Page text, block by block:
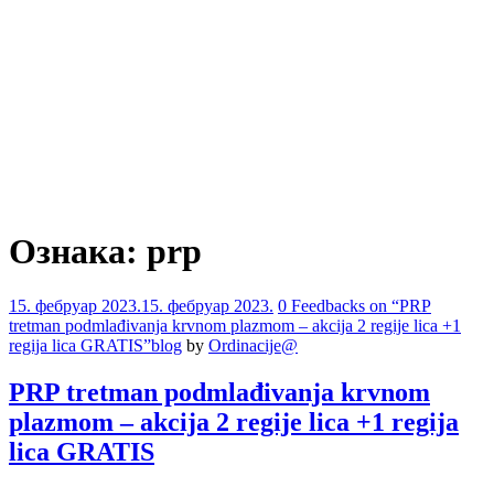
Ознака: prp
15. фебруар 2023.15. фебруар 2023. Comments
0 Feedbacks on “PRP
tretman podmlađivanja krvnom plazmom – akcija 2 regije lica +1
regija lica GRATIS”blog by Ordinacije@
PRP tretman podmlađivanja krvnom
plazmom – akcija 2 regije lica +1 regija
lica GRATIS